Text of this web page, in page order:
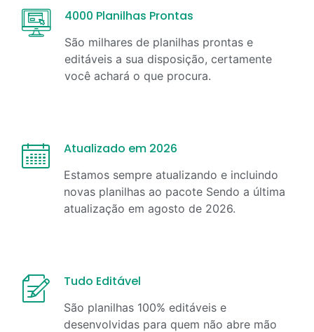
4000 Planilhas Prontas
São milhares de planilhas prontas e
editáveis a sua disposição, certamente
você achará o que procura.
Atualizado em 2026
Estamos sempre atualizando e incluindo
novas planilhas ao pacote Sendo a última
atualização em agosto de 2026.
Tudo Editável
São planilhas 100% editáveis e
desenvolvidas para quem não abre mão